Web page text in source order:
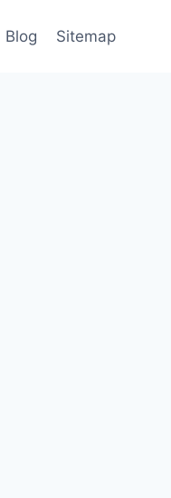
Blog Sitemap